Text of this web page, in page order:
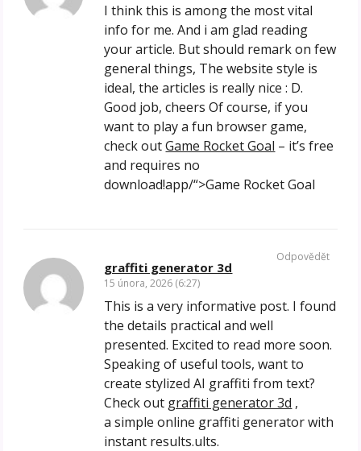
I think this is among the most vital
info for me. And i am glad reading
your article. But should remark on few
general things, The website style is
ideal, the articles is really nice : D.
Good job, cheers Of course, if you
want to play a fun browser game,
check outGame Rocket Goal – it’s free
and requires no
download!app/“>Game Rocket Goal
graffiti generator 3d
15 února, 2026 (6:27)
This is a very informative post. I found
the details practical and well
presented. Excited to read more soon.
Speaking of useful tools, want to
create stylized AI graffiti from text?
Check out graffiti generator 3d ,
a simple online graffiti generator with
instant results.ults.
Odpovědět